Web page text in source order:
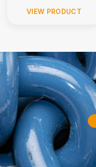
VIEW PRODUCT